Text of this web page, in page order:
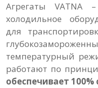
Агрегаты VATNA
холодильное
для
температурный
работают по
обеспечивает 100%